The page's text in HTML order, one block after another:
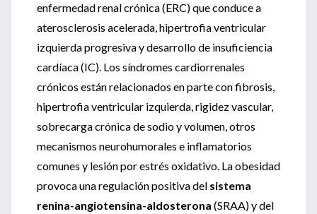
enfermedad renal crónica (ERC) que conduce a
aterosclerosis acelerada, hipertrofia ventricular
izquierda progresiva y desarrollo de insuficiencia
cardíaca (IC). Los síndromes cardiorrenales
crónicos están relacionados en parte con fibrosis,
hipertrofia ventricular izquierda, rigidez vascular,
sobrecarga crónica de sodio y volumen, otros
mecanismos neurohumorales e inflamatorios
comunes y lesión por estrés oxidativo. La obesidad
provoca una regulación positiva del sistema
renina-angiotensina-aldosterona (SRAA) y del